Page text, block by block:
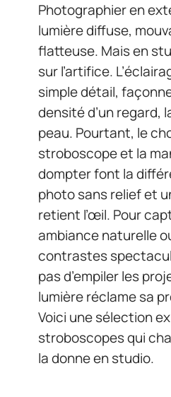
Photographier en
lumière diffuse,
flatteuse. Mais en
sur l’artifice.
simple détail,
densité d’un regard,
peau. Pourtant, le
stroboscope et la
dompter font la
photo sans relief et
retient l’œil. Pour
ambiance naturelle
contrastes
pas d’empiler les
lumière réclame sa
Voici une sélection
stroboscopes qui
la donne en studio.